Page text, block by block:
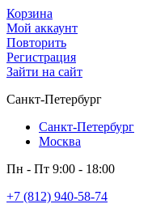
Корзина
Мой аккаунт
Повторить
Регистрация
Зайти на сайт
Санкт-Петербург
Санкт-Петербург
Москва
Пн - Пт 9:00 - 18:00
+7 (812) 940-58-74